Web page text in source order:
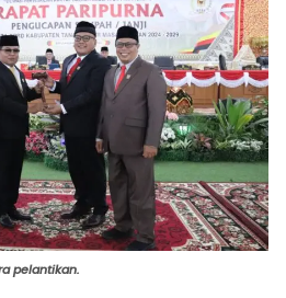
pelantikan.